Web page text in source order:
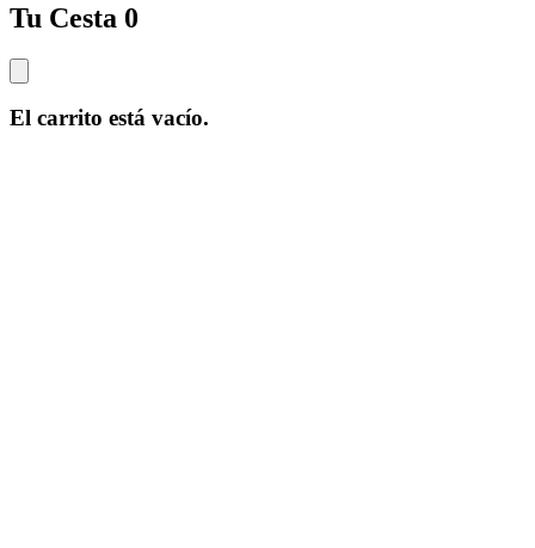
Tu Cesta 0
El carrito está vacío.